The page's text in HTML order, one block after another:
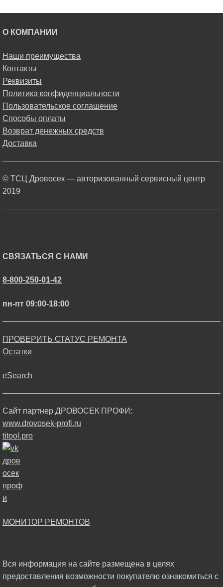
О КОМПАНИИ
Наши преимущества
Контакты
Реквизиты
Политика конфиденциальности
Пользовательское соглашение
Способы оплаты
Возврат денежных средств
Доставка
© ТСЦ Дровосек — авторизованный сервисный центр
2019
СВЯЗАТЬСЯ С НАМИ
8-800-250-01-42
пн-пт 09:00-18:00
ПРОВЕРИТЬ СТАТУС РЕМОНТА
Остатки
eSearch
Сайт партнер ДРОВОСЕК ПРОФИ:
www.drovosek-profi.ru
titool.pro
МОНИТОР РЕМОНТОВ
Вся информация на сайте размещена в целях
предоставления возможности покупателю ознакомиться с